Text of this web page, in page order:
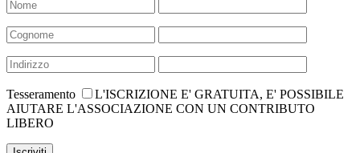
Tesseramento
L'ISCRIZIONE E' GRATUITA, E' POSSIBILE
AIUTARE L'ASSOCIAZIONE CON UN CONTRIBUTO
LIBERO